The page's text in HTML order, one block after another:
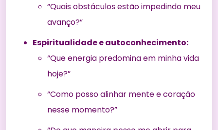
“Quais obstáculos estão impedindo meu
avanço?”
Espiritualidade e autoconhecimento:
“Que energia predomina em minha vida
hoje?”
“Como posso alinhar mente e coração
nesse momento?”